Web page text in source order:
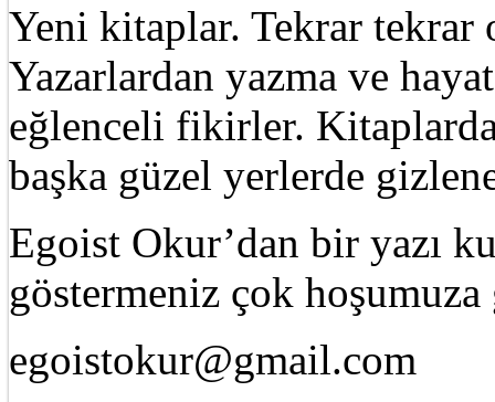
Yeni kitaplar. Tekrar tekrar
Yazarlardan yazma ve
eğlenceli fikirler.
başka güzel yerlerde
Egoist Okur’dan bir yazı
göstermeniz çok
egoistokur@gmail.com